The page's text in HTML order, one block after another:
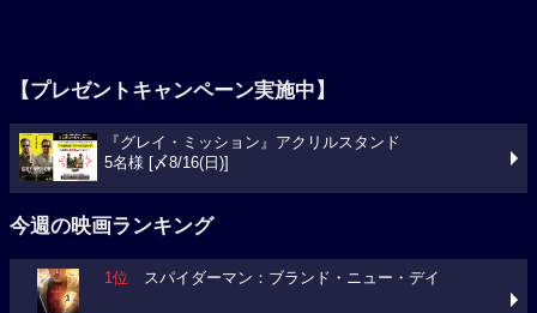
【プレゼントキャンペーン実施中】
『グレイ・ミッション』アクリルスタンド
5名様 [〆8/16(日)]
今週の映画ランキング
1位 スパイダーマン：ブランド・ニュー・デイ